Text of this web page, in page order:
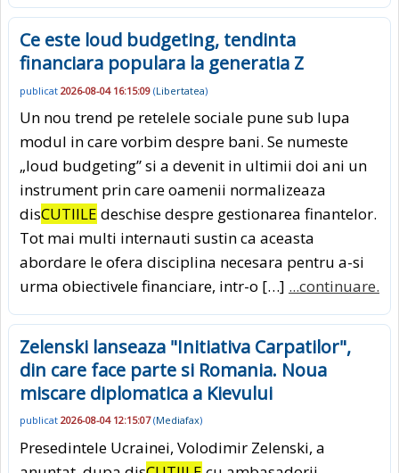
Ce este loud budgeting, tendinta
financiara populara la generatia Z
publicat 2026-08-04 16:15:09 (Libertatea)
Un nou trend pe retelele sociale pune sub lupa
modul in care vorbim despre bani. Se numeste
„loud budgeting” si a devenit in ultimii doi ani un
instrument prin care oamenii normalizeaza
disCUTIILE deschise despre gestionarea finantelor.
Tot mai multi internauti sustin ca aceasta
abordare le ofera disciplina necesara pentru a-si
urma obiectivele financiare, intr-o […] ...continuare.
Zelenski lanseaza "Initiativa Carpatilor",
din care face parte si Romania. Noua
miscare diplomatica a Kievului
publicat 2026-08-04 12:15:07(Mediafax)
Presedintele Ucrainei, Volodimir Zelenski, a